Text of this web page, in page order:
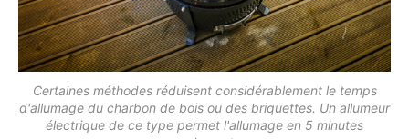
Certaines méthodes réduisent considérablement le temps
d'allumage du charbon de bois ou des briquettes. Un allumeur
électrique de ce type permet l'allumage en 5 minutes